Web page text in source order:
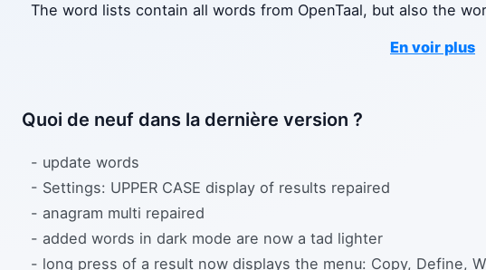
The word lists contain all words from OpenTaal, but also the
En voir plus
Quoi de neuf dans la dernière version ?
- update words
- Settings: UPPER CASE display of results repaired
- anagram multi repaired
- added words in dark mode are now a tad lighter
- long press of a result now displays the menu: Copy, Define,